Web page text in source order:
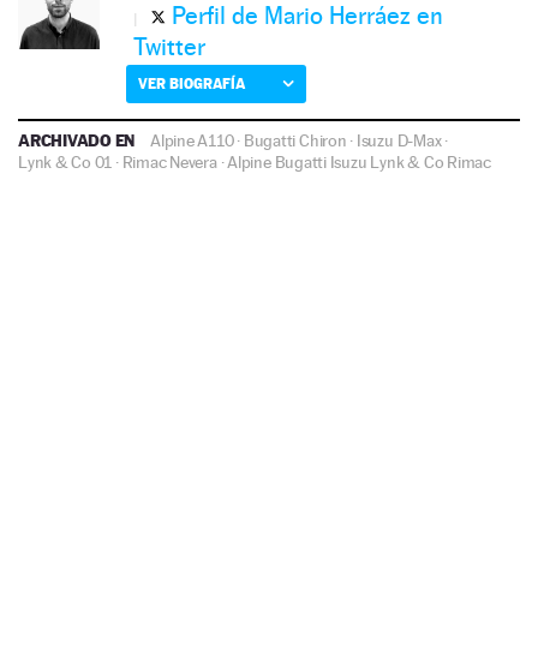
Perfil de Mario Herráez en
Twitter
VER BIOGRAFÍA
ARCHIVADO EN Alpine A110· Bugatti Chiron · Isuzu D-Max·
Lynk & Co 01 · Rimac Nevera·Alpine Bugatti Isuzu Lynk & Co Rimac